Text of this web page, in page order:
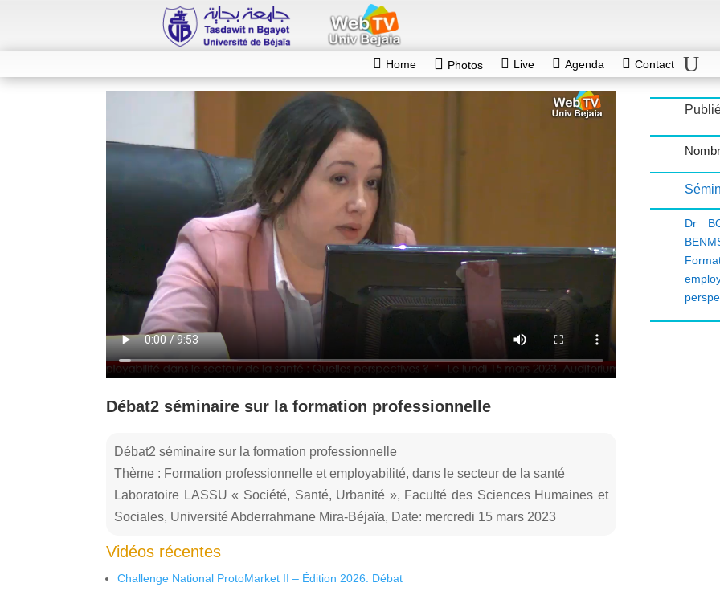
Home Photos Live Agenda Contact
Débat2 séminaire sur la formation professionnelle
Débat2 séminaire sur la formation professionnelle
Thème : Formation professionnelle et employabilité, dans le secteur de la santé
Laboratoire LASSU « Société, Santé, Urbanité », Faculté des Sciences Humaines et
Sociales, Université Abderrahmane Mira-Béjaïa, Date: mercredi 15 mars 2023
Vidéos récentes
Challenge National ProtoMarket II – Édition 2026. Débat
Dr